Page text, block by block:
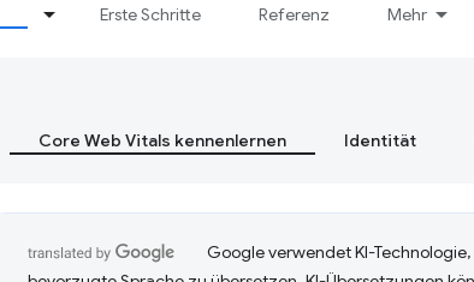
Erste Schritte Referenz Mehr
Core Web Vitals kennenlernen Identität
Google verwendet KI-